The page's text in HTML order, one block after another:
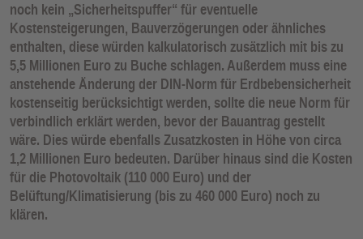
noch kein „Sicherheitspuffer“ für eventuelle
Kostensteigerungen, Bauverzögerungen oder ähnliches
enthalten, diese würden kalkulatorisch zusätzlich mit bis zu
5,5 Millionen Euro zu Buche schlagen. Außerdem muss eine
anstehende Änderung der DIN-Norm für Erdbebensicherheit
kostenseitig berücksichtigt werden, sollte die neue Norm für
verbindlich erklärt werden, bevor der Bauantrag gestellt
wäre. Dies würde ebenfalls Zusatzkosten in Höhe von circa
1,2 Millionen Euro bedeuten. Darüber hinaus sind die Kosten
für die Photovoltaik (110 000 Euro) und der
Belüftung/Klimatisierung (bis zu 460 000 Euro) noch zu
klären.